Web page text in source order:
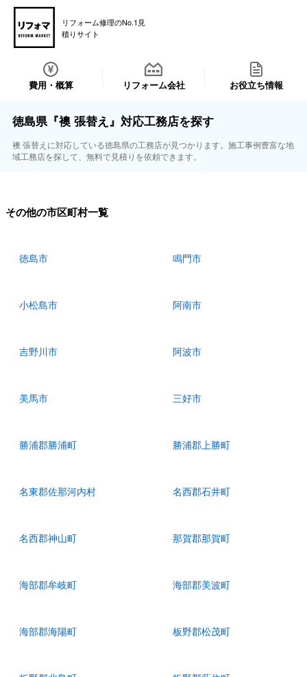
リフォーム修理のNo.1見
積りサイト
費用・概算 リフォーム会社 お役立ち情報
徳島県『襖 張替え』対応工務店を探す
襖 張替えに対応している徳島県の工務店が見つかります。施工事例豊富な地
域工務店を探して、無料で見積りを依頼できます。
その他の市区町村一覧
徳島市 鳴門市
小松島市 阿南市
吉野川市 阿波市
美馬市 三好市
勝浦郡勝浦町 勝浦郡上勝町
名東郡佐那河内村 名西郡石井町
名西郡神山町 那賀郡那賀町
海部郡牟岐町 海部郡美波町
海部郡海陽町 板野郡松茂町